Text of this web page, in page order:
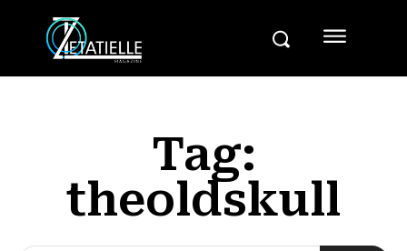
Tag:
theoldskull